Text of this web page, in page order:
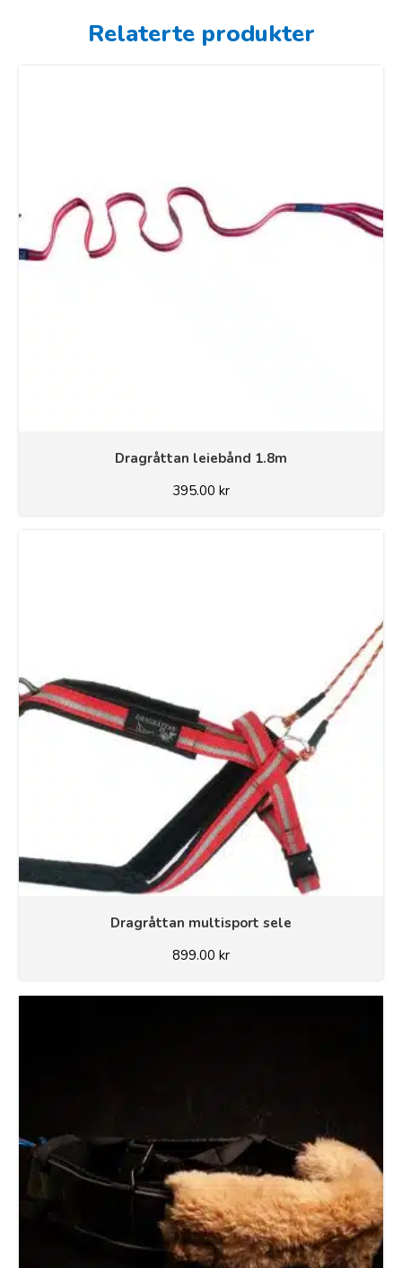
Relaterte produkter
Dragråttan leiebånd 1.8m
395.00 kr
Dragråttan multisport sele
899.00 kr